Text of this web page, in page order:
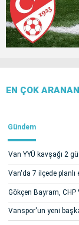
EN ÇOK
Gündem
Van YYÜ kavşağı 2
Van'da 7 ilçede
Gökçen Bayram, CHP
Vanspor'un yeni